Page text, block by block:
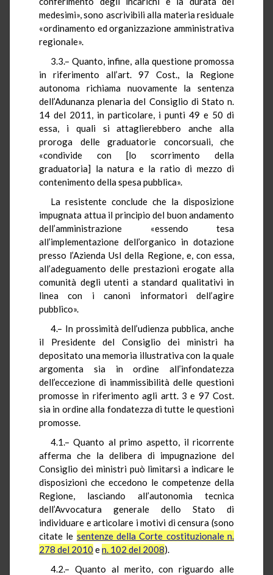
medesimi», sono ascrivibili alla materia residuale
«ordinamento ed organizzazione amministrativa
regionale».
3.3.– Quanto, infine, alla questione promossa
in riferimento all’art. 97 Cost., la Regione
autonoma richiama nuovamente la sentenza
dell’Adunanza plenaria del Consiglio di Stato n.
14 del 2011, in particolare, i punti 49 e 50 di
essa, i quali si attaglierebbero anche alla
proroga delle graduatorie concorsuali, che
«condivide con [lo scorrimento della
graduatoria] la natura e la ratio di mezzo di
contenimento della spesa pubblica».
La resistente conclude che la disposizione
impugnata attua il principio del buon andamento
dell’amministrazione «essendo tesa
all’implementazione dell’organico in dotazione
presso l’Azienda Usl della Regione, e, con essa,
all’adeguamento delle prestazioni erogate alla
comunità degli utenti a standard qualitativi in
linea con i canoni informatori dell’agire
pubblico».
4.– In prossimità dell’udienza pubblica, anche
il Presidente del Consiglio dei ministri ha
depositato una memoria illustrativa con la quale
argomenta sia in ordine all’infondatezza
dell’eccezione di inammissibilità delle questioni
promosse in riferimento agli artt. 3 e 97 Cost.
sia in ordine alla fondatezza di tutte le questioni
promosse.
4.1.– Quanto al primo aspetto, il ricorrente
afferma che la delibera di impugnazione del
Consiglio dei ministri può limitarsi a indicare le
disposizioni che eccedono le competenze della
Regione, lasciando all’autonomia tecnica
dell’Avvocatura generale dello Stato di
individuare e articolare i motivi di censura (sono
citate le sentenze della Corte costituzionale n.
278 del 2010 en. 102 del 2008).
4.2.– Quanto al merito, con riguardo alle